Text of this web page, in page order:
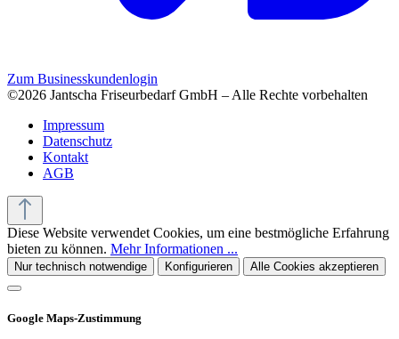
Zum Businesskundenlogin
©2026 Jantscha Friseurbedarf GmbH – Alle Rechte vorbehalten
Impressum
Datenschutz
Kontakt
AGB
Diese Website verwendet Cookies, um eine bestmögliche Erfahrung
bieten zu können. Mehr Informationen ...
Nur technisch notwendige Konfigurieren Alle Cookies akzeptieren
Google Maps-Zustimmung